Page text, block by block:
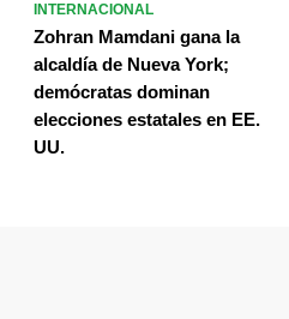
INTERNACIONAL
Zohran Mamdani gana la
alcaldía de Nueva York;
demócratas dominan
elecciones estatales en EE.
UU.